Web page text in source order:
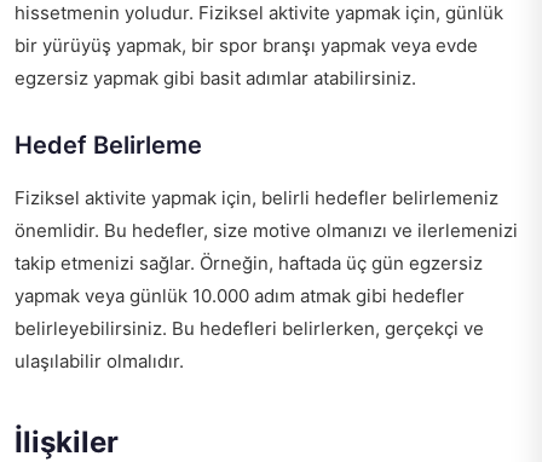
hissetmenin yoludur. Fiziksel aktivite yapmak için, günlük
bir yürüyüş yapmak, bir spor branşı yapmak veya evde
egzersiz yapmak gibi basit adımlar atabilirsiniz.
Hedef Belirleme
Fiziksel aktivite yapmak için, belirli hedefler belirlemeniz
önemlidir. Bu hedefler, size motive olmanızı ve ilerlemenizi
takip etmenizi sağlar. Örneğin, haftada üç gün egzersiz
yapmak veya günlük 10.000 adım atmak gibi hedefler
belirleyebilirsiniz. Bu hedefleri belirlerken, gerçekçi ve
ulaşılabilir olmalıdır.
İlişkiler